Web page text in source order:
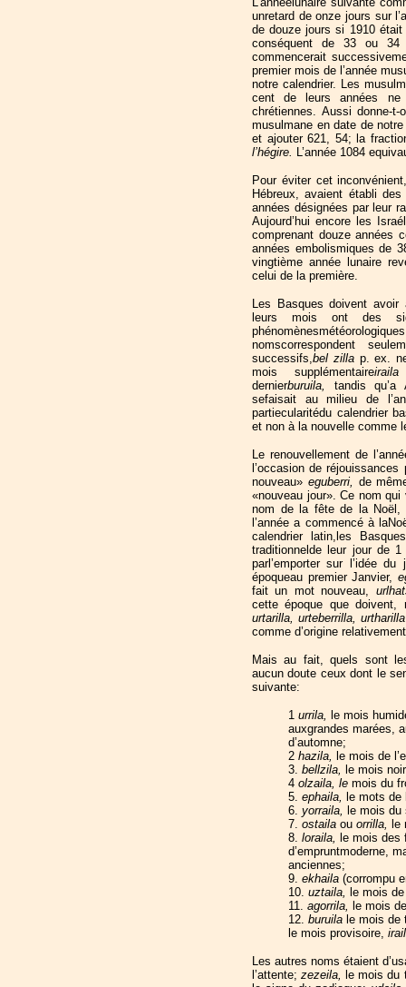
unretard de onze jours sur
de douze jours si 1910
conséquent de 33 ou 34
commencerait
premier mois de l’année
notre calendrier. Les
cent de leurs années ne
chrétiennes. Aussi donne-
musulmane en date de
et ajouter 621, 54; la
l’hégire. L’année 1084
Pour éviter cet
Hébreux, avaient établi
années désignées par leur
Aujourd’hui encore les
comprenant douze années
années embolismiques de
vingtième année lunaire
celui de la première.
Les Basques doivent
leurs mois ont des
nomscorrespondent
successifs,bel zilla p. ex.
mois supplémentaire
dernierburuila, tandis qu’a
sefaisait au milieu de
partiecularitédu calendrier
et non à la nouvelle comme
Le renouvellement de
l’occasion de
nouveau» eguberri, de
«nouveau jour». Ce nom
nom de la fête de la Noël,
l’année a commencé à
calendrier latin,les
traditionnelde leur jour de
parl’emporter sur l’idée
époqueau premier Janvier,
fait un mot nouveau,
cette époque que doivent,
urtarilla, urteberrilla,
comme d’origine
Mais au fait, quels sont
aucun doute ceux dont le
suivante:
1 urrila, le mois
auxgrandes marées,
d’automne;
2 hazila, le mois de
3. bellzila, le mois
4 olzaila, le mois du
5. ephaila, le mots
6. yorraila, le mois du
7. ostaila ou orrilla, le
8. loraila, le mois
d’empruntmoderne,
anciennes;
9. ekhaila (corrompu
10. uztaila, le mois
11. agorrila, le mois
12. buruila le mois
le mois provisoire,
Les autres noms étaient
l’attente;zezeila, le mois du